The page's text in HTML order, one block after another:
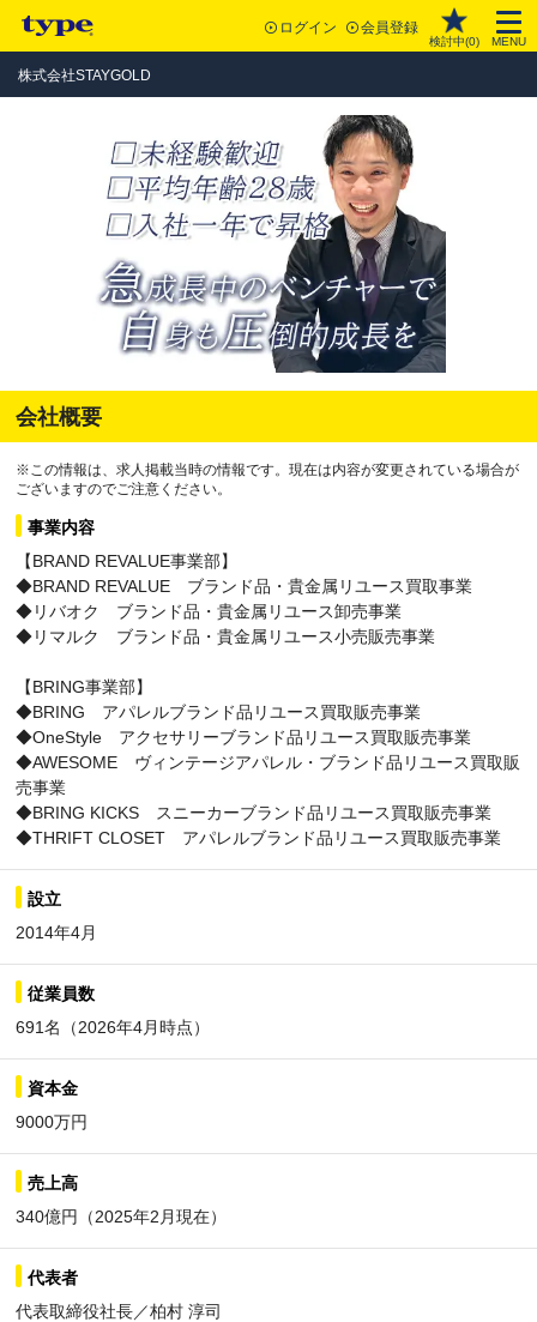
ログイン 会員登録
検討中(0) MENU
株式会社STAYGOLD
会社概要
※この情報は、求人掲載当時の情報です。現在は内容が変更されている場合が
ございますのでご注意ください。
事業内容
【BRAND REVALUE事業部】
◆BRAND REVALUE ブランド品・貴金属リユース買取事業
◆リバオク ブランド品・貴金属リユース卸売事業
◆リマルク ブランド品・貴金属リユース小売販売事業
【BRING事業部】
◆BRING アパレルブランド品リユース買取販売事業
◆OneStyle アクセサリーブランド品リユース買取販売事業
◆AWESOME ヴィンテージアパレル・ブランド品リユース買取販
売事業
◆BRING KICKS スニーカーブランド品リユース買取販売事業
◆THRIFT CLOSET アパレルブランド品リユース買取販売事業
設立
2014年4月
従業員数
691名（2026年4月時点）
資本金
9000万円
売上高
340億円（2025年2月現在）
代表者
代表取締役社長／柏村 淳司